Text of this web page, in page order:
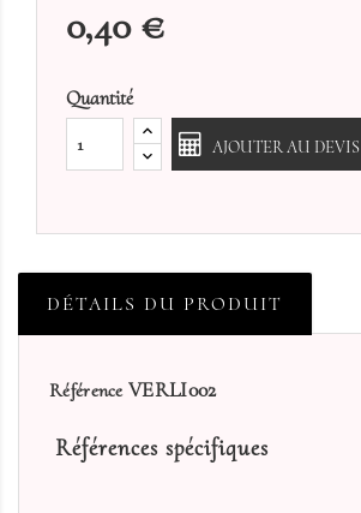
0,40 €
Quantité
AJOUTER AU DEVIS
DÉTAILS DU PRODUIT
Référence VERLI002
Références spécifiques